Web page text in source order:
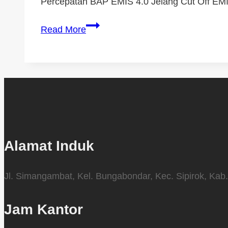
Read More
Alamat Induk
Jl. Simangambat, Kel. Bungabondar, Kec. Sipirok,
Jam Kantor